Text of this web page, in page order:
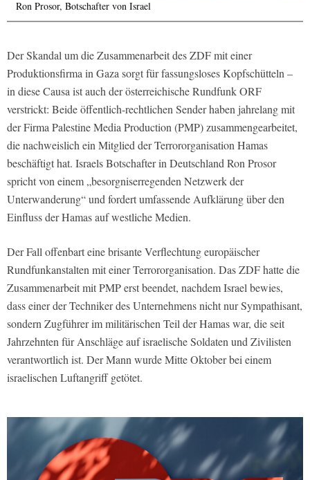
Ron Prosor, Botschafter von Israel
Der Skandal um die Zusammenarbeit des ZDF mit einer
Produktionsfirma in Gaza sorgt für fassungsloses Kopfschütteln –
in diese Causa ist auch der österreichische Rundfunk ORF
verstrickt: Beide öffentlich-rechtlichen Sender haben jahrelang mit
der Firma Palestine Media Production (PMP) zusammengearbeitet,
die nachweislich ein Mitglied der Terrororganisation Hamas
beschäftigt hat. Israels Botschafter in Deutschland Ron Prosor
spricht von einem „besorgniserregenden Netzwerk der
Unterwanderung“ und fordert umfassende Aufklärung über den
Einfluss der Hamas auf westliche Medien.
Der Fall offenbart eine brisante Verflechtung europäischer
Rundfunkanstalten mit einer Terrororganisation. Das ZDF hatte die
Zusammenarbeit mit PMP erst beendet, nachdem Israel bewies,
dass einer der Techniker des Unternehmens nicht nur Sympathisant,
sondern Zugführer im militärischen Teil der Hamas war, die seit
Jahrzehnten für Anschläge auf israelische Soldaten und Zivilisten
verantwortlich ist. Der Mann wurde Mitte Oktober bei einem
israelischen Luftangriff getötet.